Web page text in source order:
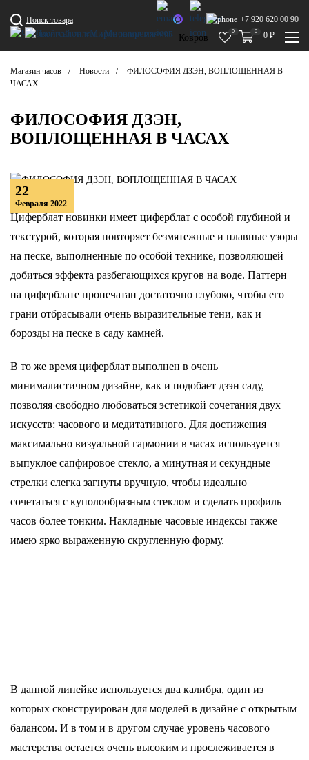
Поиск товара +7 920 620 00 90
Ковров
0 0 0 ₽
Магазин часов Новости
ФИЛОСОФИЯ ДЗЭН, ВОПЛОЩЕННАЯ В
ЧАСАХ
ФИЛОСОФИЯ ДЗЭН,
ВОПЛОЩЕННАЯ В ЧАСАХ
22
Февраля 2022
Циферблат новинки имеет циферблат с особой глубиной и
текстурой, которая повторяет безмятежные и плавные узоры
на песке, выполненные по особой технике, позволяющей
добиться эффекта разбегающихся кругов на воде. Паттерн
на циферблате пропечатан достаточно глубоко, чтобы его
грани отбрасывали очень выразительные тени, как и
борозды на песке в саду камней.
В то же время циферблат выполнен в очень
минималистичном дизайне, как и подобает дзэн саду,
позволяя свободно любоваться эстетикой сочетания двух
искусств: часового и медитативного. Для достижения
максимально визуальной гармонии в часах используется
выпуклое сапфировое стекло, а минутная и секундные
стрелки слегка загнуты вручную, чтобы идеально
сочетаться с куполообразным стеклом и сделать профиль
часов более тонким. Накладные часовые индексы также
имею ярко выраженную скругленную форму.
В данной линейке используется два калибра, один из
которых сконструирован для моделей в дизайне с открытым
балансом. И в том и в другом случае уровень часового
мастерства остается очень высоким и прослеживается в